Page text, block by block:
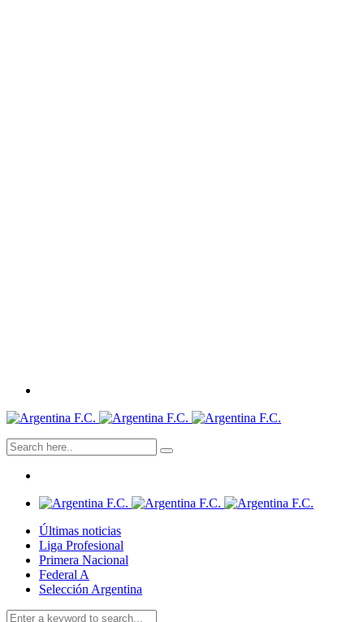
Últimas noticias
Liga Profesional
Primera Nacional
Federal A
Selección Argentina